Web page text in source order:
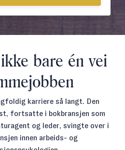
bare én vei
karriere så langt. Den
fortsatte i bokbransjen som
og leder, svingte over i
innen arbeids- og